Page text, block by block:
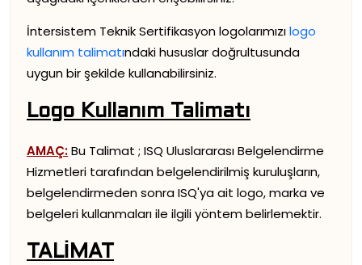
İntersistem Teknik Sertifikasyon logolarımızılogo
kullanım talimatındaki hususlar doğrultusunda
uygun bir şekilde kullanabilirsiniz.
Logo Kullanım Talimatı
AMAÇ:Bu Talimat ; ISQ Uluslararası Belgelendirme
Hizmetleri tarafından belgelendirilmiş kuruluşların,
belgelendirmeden sonra ISQ'ya ait logo, marka ve
belgeleri kullanmaları ile ilgili yöntem belirlemektir.
TALİMAT